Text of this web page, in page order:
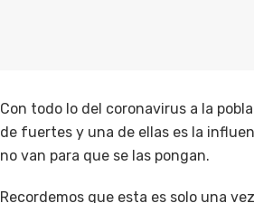
Con todo lo del coronavirus a la
de fuertes y una de ellas es la
no van para que se las pongan.
Recordemos que esta es solo una